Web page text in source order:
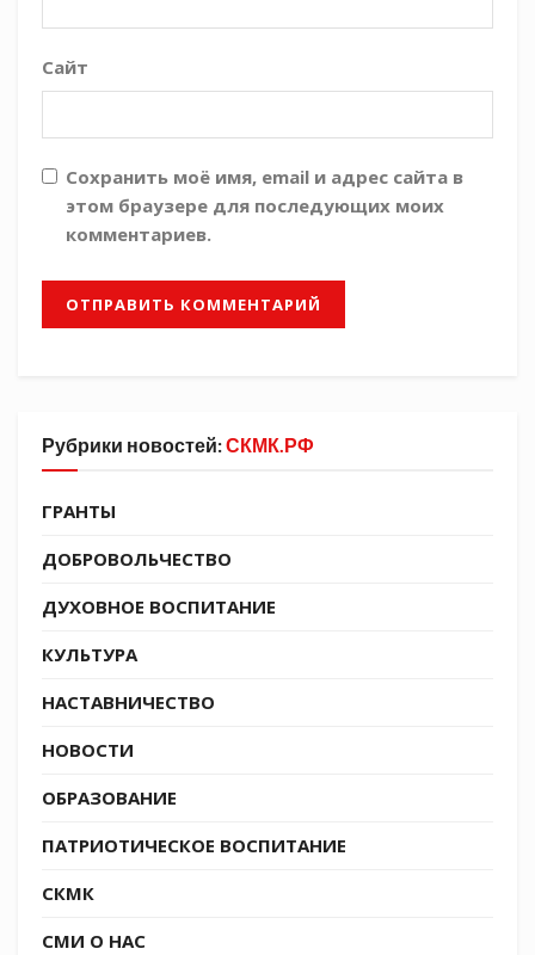
казаков в период Крымской весны и митинг на
Красной площади в честь воссоединения.
Галерея мероприятия
Сайт
Сохранить моё имя, email и адрес сайта в
этом браузере для последующих моих
комментариев.
Рубрики новостей:СКМК.РФ
ГРАНТЫ
ДОБРОВОЛЬЧЕСТВО
ДУХОВНОЕ ВОСПИТАНИЕ
КУЛЬТУРА
НАСТАВНИЧЕСТВО
НОВОСТИ
ОБРАЗОВАНИЕ
ПАТРИОТИЧЕСКОЕ ВОСПИТАНИЕ
СКМК
СМИ О НАС